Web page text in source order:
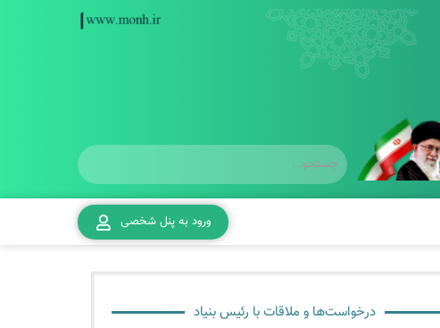
ورود به پنل شخصی
درخواست‌ها و ملاقات با رئیس بنیاد